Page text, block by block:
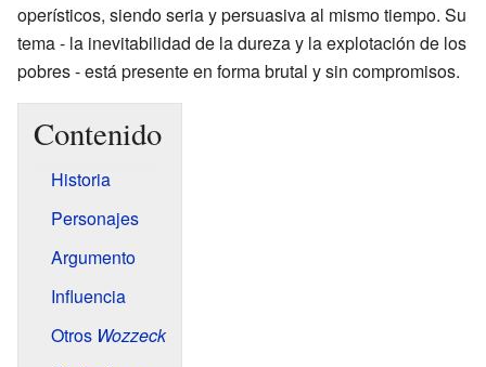
operísticos, siendo seria y persuasiva al mismo tiempo. Su
tema - la inevitabilidad de la dureza y la explotación de los
pobres - está presente en forma brutal y sin compromisos.
Contenido
Historia
Personajes
Argumento
Influencia
Otros Wozzeck